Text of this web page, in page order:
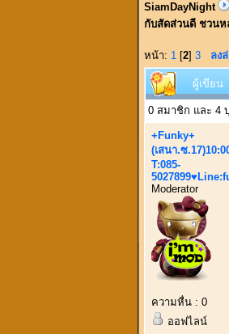
SiamDayNight
กับสัดส่วนดี ชวนห
หน้า: 1 [2] 3 ลง
ผู้เขียน
0 สมาชิก และ 4
+Funky+
(เสนา.ซ
T:085-
Moderator
ความหื่น : 0
ออฟไลน์